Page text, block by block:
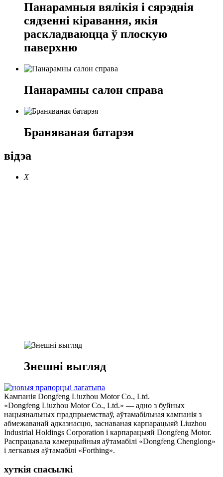
Панарамныя вялікія і сярэднія
сядзенні кіравання, якія
раскладваюцца ў плоскую
паверхню
Панарамны салон справа
Браняваная батарэя
відэа
X
Знешні выгляд
Кампанія Dongfeng Liuzhou Motor Co., Ltd.
«Dongfeng Liuzhou Motor Co., Ltd.» — адно з буйных
нацыянальных прадпрыемстваў, аўтамабільная кампанія з
абмежаванай адказнасцю, заснаваная карпарацыяй Liuzhou
Industrial Holdings Corporation і карпарацыяй Dongfeng Motor.
Распрацавала камерцыйныя аўтамабілі «Dongfeng Chenglong»
і легкавыя аўтамабілі «Forthing».
хуткія спасылкі